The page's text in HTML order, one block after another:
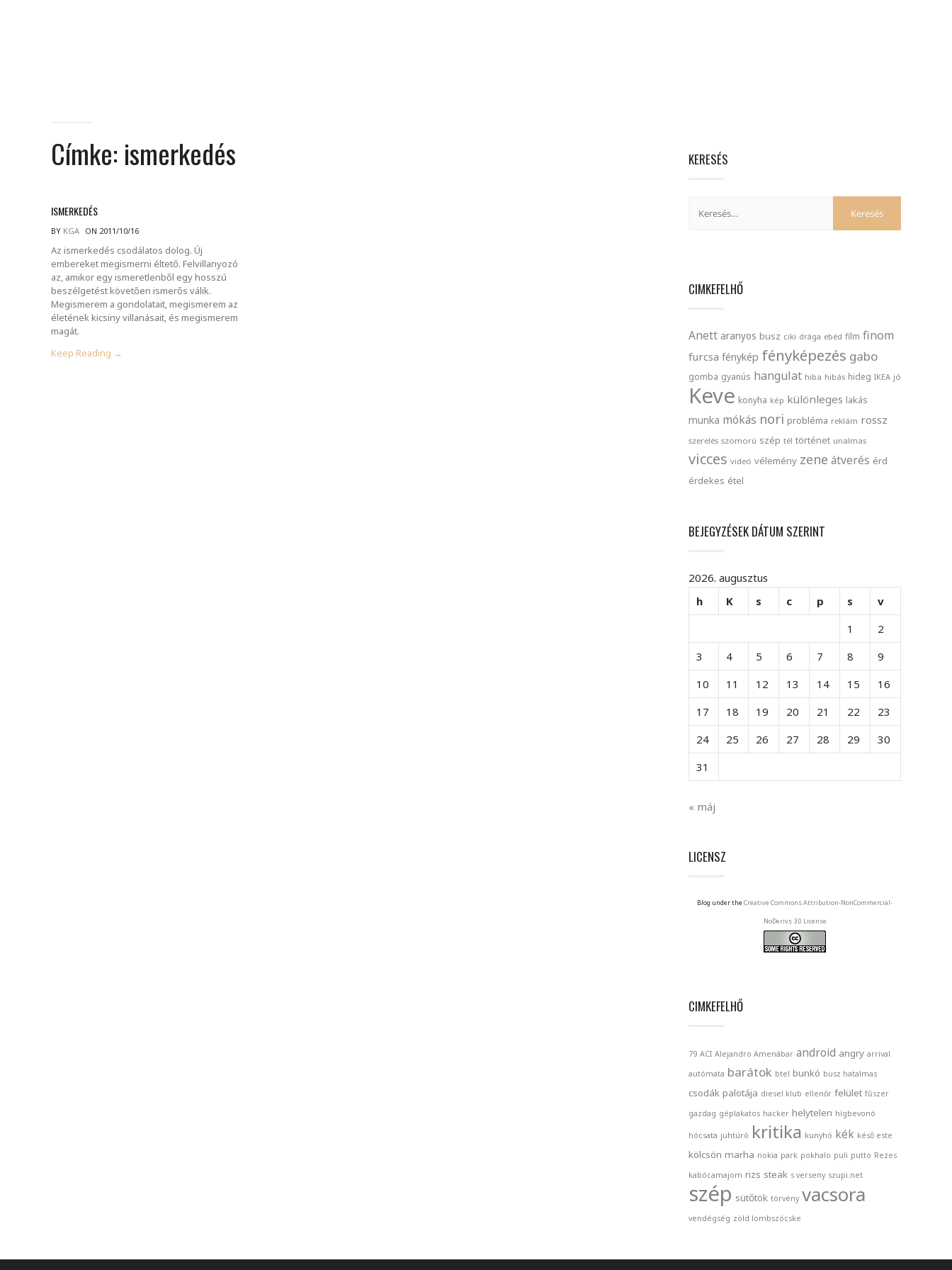
Címke: ismerkedés
ISMERKEDÉS
BY KGA ON 2011/10/16
Az ismerkedés csodálatos dolog. Új
embereket megismerni éltető. Felvillanyozó
az, amikor egy ismeretlenből egy hosszú
beszélgetést követően ismerős válik.
Megismerem a gondolatait, megismerem az
életének kicsiny villanásait, és megismerem
magát.
Keep Reading →
KERESÉS
CIMKEFELHŐ
Anett aranyos busz ciki drága ebéd film finom
furcsa fénykép fényképezés gabo
gomba gyanús hangulat hiba hibás hideg IKEA jó
Keve konyha kép különleges lakás
munka mókás nori probléma reklám rossz
szerelés szomorú szép tél történet unalmas
vicces videó vélemény zene átverés érd
érdekes étel
BEJEGYZÉSEK DÁTUM SZERINT
2026. augusztus
h
K s c p s
v
1
2
3
4 5 6 7 8
9
10
11 12 13 14 15
16
17
18 19 20 21 22
23
24
25 26 27 28 29
30
31
« máj
LICENSZ
Blog under the Creative Commons Attribution-NonCommercial-
NoDerivs 3.0 License
CIMKEFELHŐ
79 ACI Alejandro Amenábar android angry arrival
autómata barátok btel bunkó busz hatalmas
csodák palotája diesel klub ellenőr felület fűszer
gazdag géplakatos hacker helytelen hígbevonó
hócsata juhtúró kritika kunyhó kék késő este
kölcsön marha nokia park pokhalo puli putto Rezes
kabócamajom rizs steak s verseny szupi.net
szép sütőtök törvény vacsora
vendégség zöld lombszöcske